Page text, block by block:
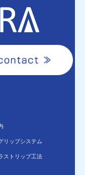
リップシステム
ストリップ工法